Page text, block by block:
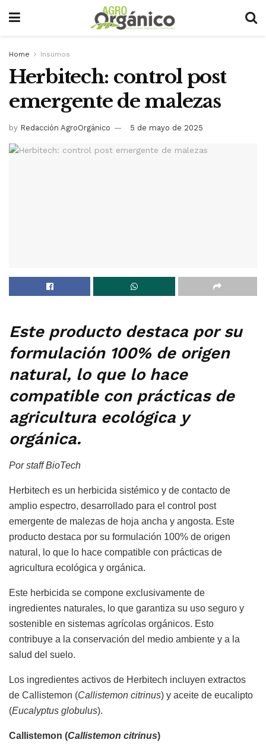
Home Insumos
Herbitech: control post
emergente de malezas
by Redacción AgroOrgánico 5 de mayo de 2025
Este producto destaca por su
formulación 100% de origen
natural, lo que lo hace
compatible con prácticas de
agricultura ecológica y
orgánica.
Por staff BioTech
Herbitech es un herbicida sistémico y de contacto de
amplio espectro, desarrollado para el control post
emergente de malezas de hoja ancha y angosta. Este
producto destaca por su formulación 100% de origen
natural, lo que lo hace compatible con prácticas de
agricultura ecológica y orgánica.
Este herbicida se compone exclusivamente de
ingredientes naturales, lo que garantiza su uso seguro y
sostenible en sistemas agrícolas orgánicos. Esto
contribuye a la conservación del medio ambiente y a la
salud del suelo.
Los ingredientes activos de Herbitech incluyen extractos
de Callistemon (Callistemon citrinus) y aceite de eucalipto
(Eucalyptus globulus).
Callistemon (Callistemon citrinus)